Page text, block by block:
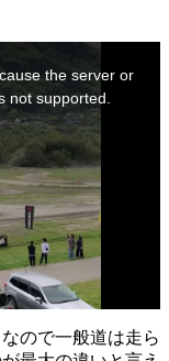
the server or
not supported.
ので一般道は走ら